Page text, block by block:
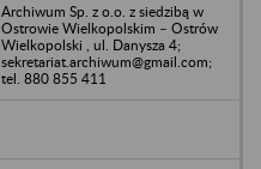
Archiwum Sp. z o.o. z siedzibą w
Ostrowie Wielkopolskim – Ostrów
Wielkopolski , ul. Danysza 4;
sekretariat.archiwum@gmail.com;
tel. 880 855 411